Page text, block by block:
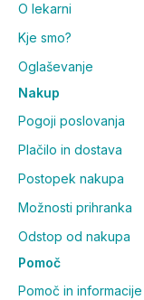
O lekarni
Kje smo?
Oglaševanje
Nakup
Pogoji poslovanja
Plačilo in dostava
Postopek nakupa
Možnosti prihranka
Odstop od nakupa
Pomoč
Pomoč in informacije